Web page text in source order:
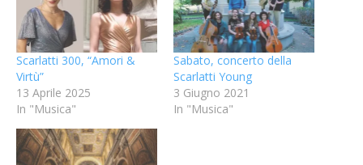
Scarlatti 300, “Amori &
Virtù”
13 Aprile 2025
In "Musica"
Sabato, concerto della
Scarlatti Young
3 Giugno 2021
In "Musica"